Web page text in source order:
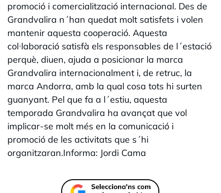
promoció i comercialització internacional. Des de
Grandvalira n´han quedat molt satisfets i volen
mantenir aquesta cooperació. Aquesta
col·laboració satisfà els responsables de l´estació
perquè, diuen, ajuda a posicionar la marca
Grandvalira internacionalment i, de retruc, la
marca Andorra, amb la qual cosa tots hi surten
guanyant. Pel que fa a l´estiu, aquesta
temporada Grandvalira ha avançat que vol
implicar-se molt més en la comunicació i
promoció de les activitats que s´hi
organitzaran.Informa: Jordi Cama